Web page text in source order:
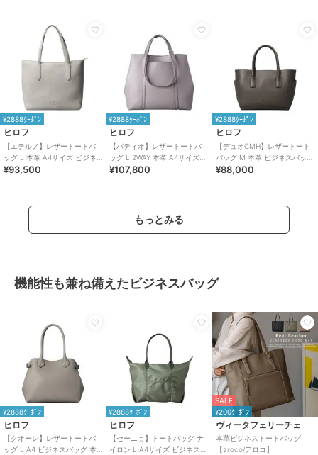
¥2888ｸｰﾎﾟﾝ
ヒロフ
【エテルノ】レザートートバ
ッグ L 本革 A4サイズ ビジネ
スバッグ（商品番号：P25-
¥93,500
¥2888ｸｰﾎﾟﾝ
ヒロフ
【パティオ】レザートートバ
ッグ L 2WAY 本革 A4サイズ
ビジネスバッグ（商品番号：
¥107,800
¥2888ｸｰﾎﾟﾝ
ヒロフ
【デュオCMH】レザートート
バッグ M 本革 ビジネスバッグ
（商品番号：P25-35435）
¥88,000
もっとみる
機能性も兼ね備えたビジネスバッグ
¥2888ｸｰﾎﾟﾝ
ヒロフ
【クオーレ】レザートートバ
ッグ L A4 ビジネスバッグ 本
¥2888ｸｰﾎﾟﾝ
ヒロフ
【セーニョ】トートバッグ ナ
イロン L A4サイズ ビジネスバ
SALE
¥200ｸｰﾎﾟﾝ
ヴィータフェリーチェ
本革ビジネストートバッグ
【aroco/アロコ】